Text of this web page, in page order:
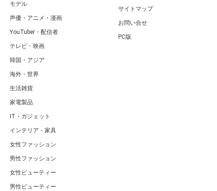
モデル
声優・アニメ・漫画
YouTuber・配信者
テレビ・映画
韓国・アジア
海外・世界
生活雑貨
家電製品
IT・ガジェット
インテリア・家具
女性ファッション
男性ファッション
女性ビューティー
男性ビューティー
サイトマップ
お問い合せ
PC版